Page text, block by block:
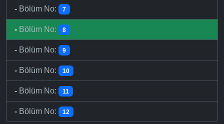
- Bölüm No: 7
- Bölüm No: 8
- Bölüm No: 9
- Bölüm No: 10
- Bölüm No: 11
- Bölüm No: 12